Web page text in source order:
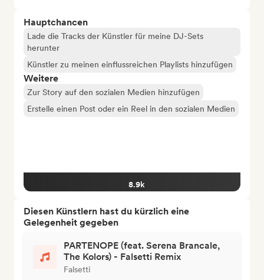
Hauptchancen
Lade die Tracks der Künstler für meine DJ-Sets
herunter
Künstler zu meinen einflussreichen Playlists hinzufügen
Weitere
Zur Story auf den sozialen Medien hinzufügen
Erstelle einen Post oder ein Reel in den sozialen Medien
8.9k
Diesen Künstlern hast du kürzlich eine
Gelegenheit gegeben
PARTENOPE (feat. Serena Brancale,
The Kolors) - Falsetti Remix
Falsetti